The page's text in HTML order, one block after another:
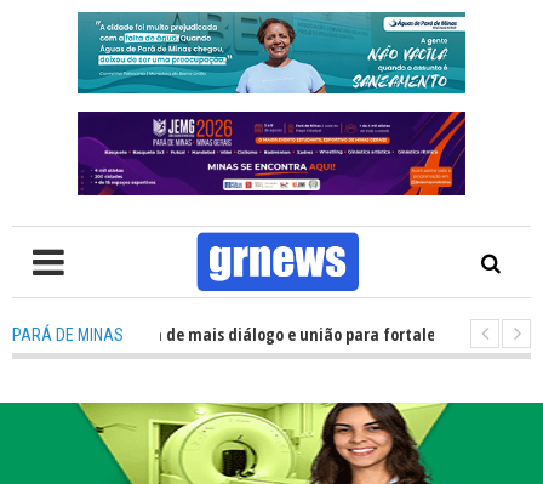
PARÁ DE MINAS
Política precisa de mais diálogo e união para fortalecer Minas e Pará de